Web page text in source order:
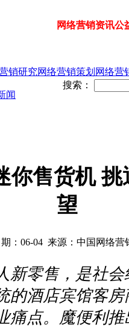
网络营销资讯公
销研究网络营销策划 网络营
闻
搜索：
你售货机
望
：06-04 来源：中国网络营
新零售，是社
的酒店宾馆客
痛点。魔便利